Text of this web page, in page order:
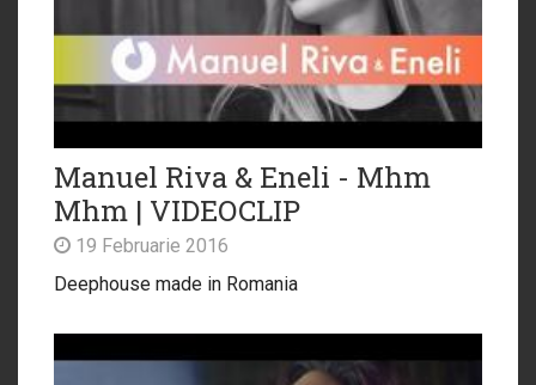
Manuel Riva & Eneli - Mhm
Mhm | VIDEOCLIP
19 Februarie 2016
Deephouse made in Romania